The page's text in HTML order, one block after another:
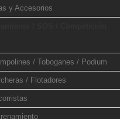
y Accesorios
/ Toboganes / Podium
/ Flotadores